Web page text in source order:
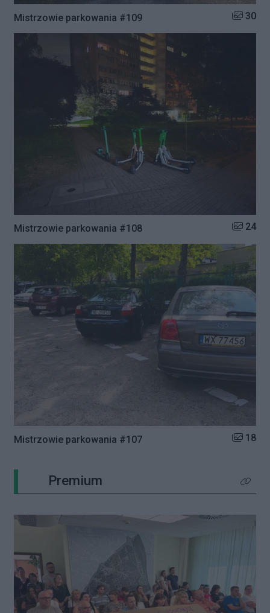
Mistrzowie parkowania #109 Liczba
30
Mistrzowie parkowania #108 Liczba
24
Mistrzowie parkowania #107 Liczba
18
Premium Kliknij